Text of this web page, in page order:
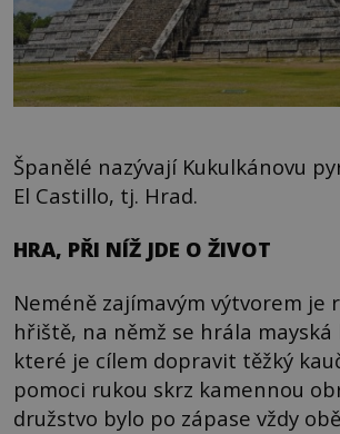
Španělé nazývají Kukulkánovu
El Castillo, tj. Hrad.
HRA, PŘI NÍŽ JDE O ŽIVOT
Neméně zajímavým výtvorem je
hřiště, na němž se hrála
které je cílem dopravit těžký
pomoci rukou skrz kamennou
družstvo bylo po zápase vždy